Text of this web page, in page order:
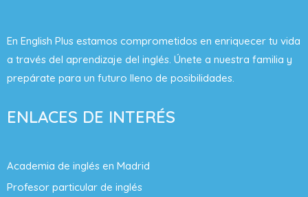
En English Plus estamos comprometidos en enriquecer tu vida
a través del aprendizaje del inglés. Únete a nuestra familia y
prepárate para un futuro lleno de posibilidades.
ENLACES DE INTERÉS
Academia de inglés en Madrid
Profesor particular de inglés